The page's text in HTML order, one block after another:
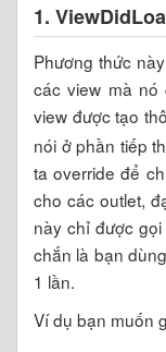
1.
Phương thức
các view mà nó
view được tạo
nói ở phần tiếp
ta override để
cho các outlet,
này chỉ được
chắn là bạn
1 lần.
Ví dụ bạn muốn